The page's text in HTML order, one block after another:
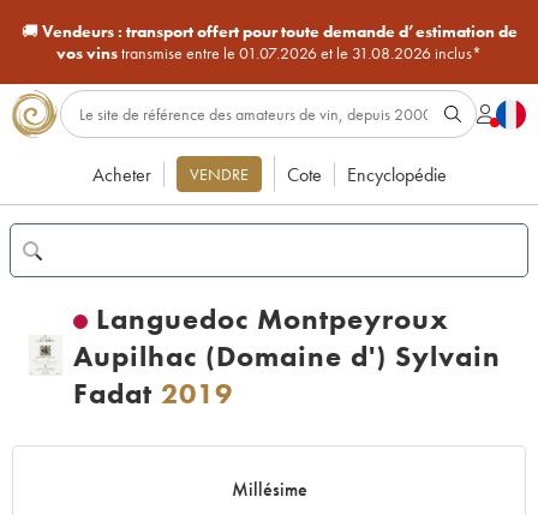
🚚Vendeurs : transport offert pour toute demande d’estimation de
vos vinstransmise entre le 01.07.2026 et le 31.08.2026 inclus*
Acheter VENDRE Cote Encyclopédie
Languedoc Montpeyroux
Aupilhac (Domaine d') Sylvain
Fadat 2019
Millésime